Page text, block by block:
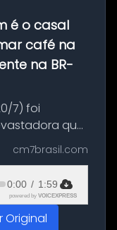
é o casal
café na
na BR-
7) foi
que
jovens na
Um passeio
cm7brasil.com
0:00 / 1:59
powered by VOICEXPRESS
Original